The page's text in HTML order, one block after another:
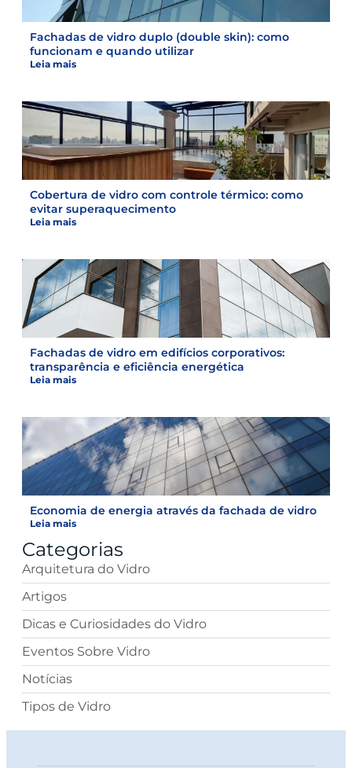
Fachadas de vidro duplo (double skin): como
funcionam e quando utilizar
Leia mais
Cobertura de vidro com controle térmico: como
evitar superaquecimento
Leia mais
Fachadas de vidro em edifícios corporativos:
transparência e eficiência energética
Leia mais
Economia de energia através da fachada de vidro
Leia mais
Categorias
Arquitetura do Vidro
Artigos
Dicas e Curiosidades do Vidro
Eventos Sobre Vidro
Notícias
Tipos de Vidro